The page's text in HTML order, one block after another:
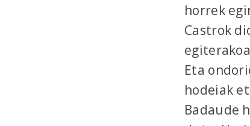
horrek
Castrok
Eta
hodeiak
Badaude